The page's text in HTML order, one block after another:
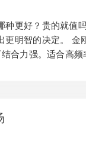
于硬…
种更好？贵的就值
更明智的决定。 金
合力强。适合高频
的不一定最好，便
材换片频率高，综
够、价格合理，…